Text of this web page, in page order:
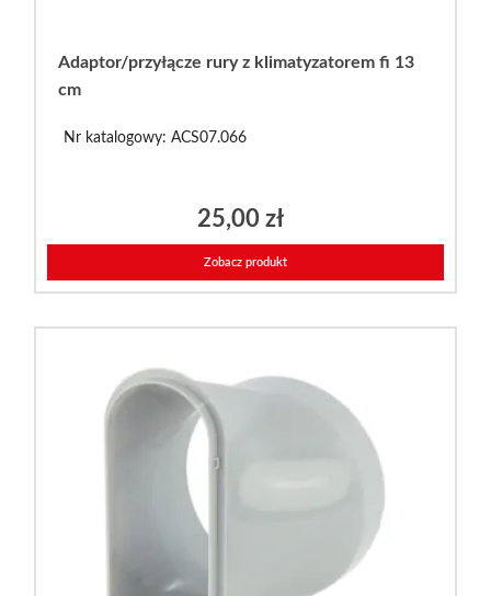
Adaptor/przyłącze rury z klimatyzatorem fi 13
cm
Nr katalogowy: ACS07.066
25,00 zł
Zobacz produkt